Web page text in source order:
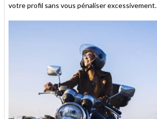
votre profil sans vous pénaliser excessivement.